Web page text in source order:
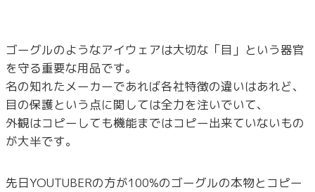
ゴーグルのようなアイウェアは大切な「目」という器官
を守る重要な用品です。
名の知れたメーカーであれば各社特徴の違いはあれど、
目の保護という点に関しては全力を注いでいて、
外観はコピーしても機能まではコピー出来ていないもの
が大半です。
先日YOUTUBERの方が100%のゴーグルの本物とコピー